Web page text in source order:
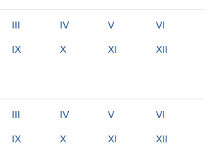
III IV V VI
IX X XI XII
III IV V VI
IX X XI XII